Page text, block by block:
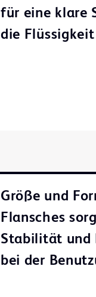
für eine klare
die Flüssigkeit
Größe und
Flansches
Stabilität und
bei der